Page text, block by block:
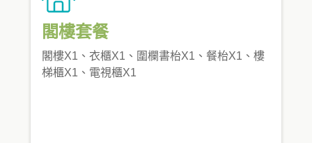
閣樓套餐
閣樓X1、衣櫃X1、圍欄書枱X1、餐枱X1、樓
梯櫃X1、電視櫃X1